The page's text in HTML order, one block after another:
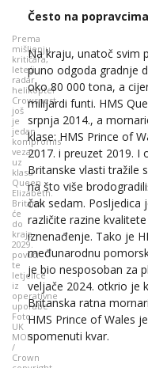
Prema
mišljenju
kritičara,
leteći
radar
helikopter
Crowsnest
još
je
jedan
kompromis
vezan
uz
klasu
Queen
Elizabeth.
Britanci
će
do
kraja
2029.
povući
te
letjelice
iz
operativne
uporabe
Foto:
UK
MOD
/
Crown
Često na popravcima
Na kraju, unatoč svim
puno odgoda gradnje
oko 80 000 tona, a
milijardi funti. HMS
srpnja 2014., a
klase: HMS Prince of
2017. i preuzet 2019. I
Britanske vlasti tražile
na što više
čak sedam. Posljedica
različite razine
iznenađenje. Tako je
međunarodnu
je bio nesposoban za
veljače 2024. otkrio je
Britanska ratna
HMS Prince of Wales
spomenuti kvar.